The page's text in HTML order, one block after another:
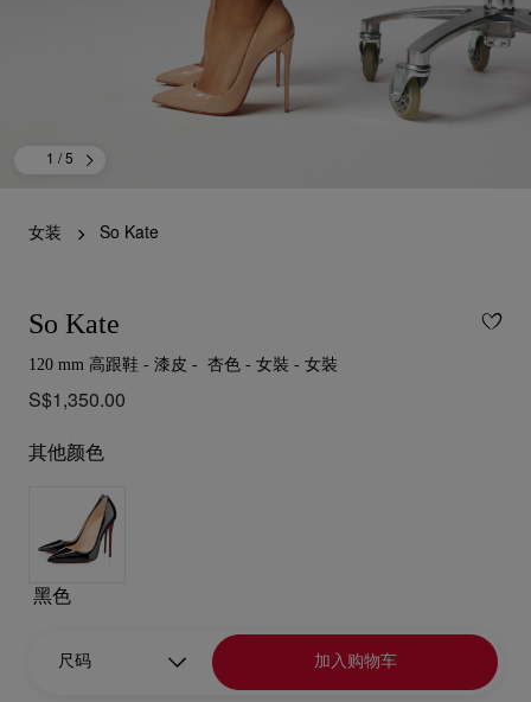
1 / 5
女装 So Kate
So Kate
120 mm 高跟鞋 - 漆皮 - 杏色 - 女裝 - 女裝
S$1,350.00
其他颜色
黑色
尺码 加入购物车